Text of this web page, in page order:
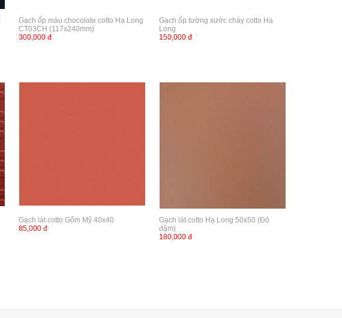
Gạch ốp màu chocolate cotto Hạ Long
CT03CH (117x240mm)
300,000 đ
Gạch ốp tường xước cháy cotto Hạ
Long
150,000 đ
Gạch lát cotto Gốm Mỹ 40x40
85,000 đ
Gạch lát cotto Hạ Long 50x50 (Đỏ
đậm)
180,000 đ